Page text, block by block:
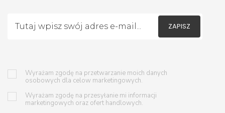
ZAPISZ
Wyrażam zgodę na przetwarzanie moich danych
osobowych dla celow marketingowych.
Wyrażam zgodę na przesyłanie mi informacji
marketingowych oraz ofert handlowych.